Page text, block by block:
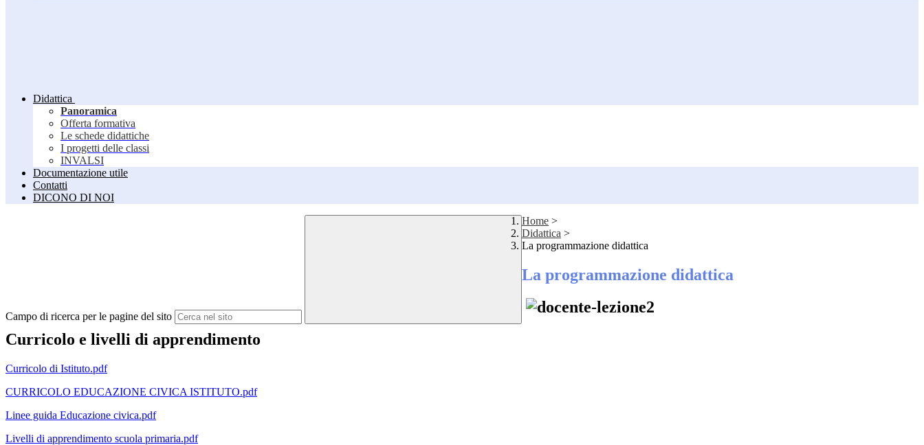
Didattica
Panoramica
Offerta formativa
Le schede didattiche
I progetti delle classi
INVALSI
Documentazione utile
Contatti
DICONO DI NOI
Campo di ricerca per le pagine del sito
Home >
Didattica >
La programmazione didattica
La programmazione didattica
Curricolo e livelli di apprendimento
Curricolo di Istituto.pdf
CURRICOLO EDUCAZIONE CIVICA ISTITUTO.pdf
Linee guida Educazione civica.pdf
Livelli di apprendimento scuola primaria.pdf